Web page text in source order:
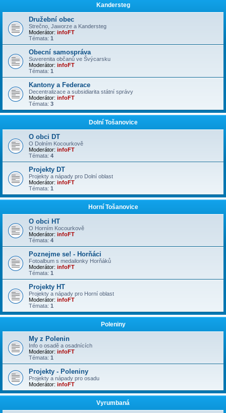
Kandersteg
Družební obec
Strečno, Jaworze a Kandersteg
Moderátor: infoFT
Témata: 1
Obecní samospráva
Suverenita občanů ve Švýcarsku
Moderátor: infoFT
Témata: 1
Kantony a Federace
Decentralizace a subsidiarita státní správy
Moderátor: infoFT
Témata: 3
Dolní Tošanovice
O obci DT
O Dolním Kocourkově
Moderátor: infoFT
Témata: 4
Projekty DT
Projekty a nápady pro Dolní oblast
Moderátor: infoFT
Témata: 1
Horní Tošanovice
O obci HT
O Horním Kocourkově
Moderátor: infoFT
Témata: 4
Poznejme se! - Horňáci
Fotoalbum s medailonky Horňáků
Moderátor: infoFT
Témata: 1
Projekty HT
Projekty a nápady pro Horní oblast
Moderátor: infoFT
Témata: 1
Poleniny
My z Polenin
Info o osadě a osadnících
Moderátor: infoFT
Témata: 1
Projekty - Poleniny
Projekty a nápady pro osadu
Moderátor: infoFT
Vyrumbaná